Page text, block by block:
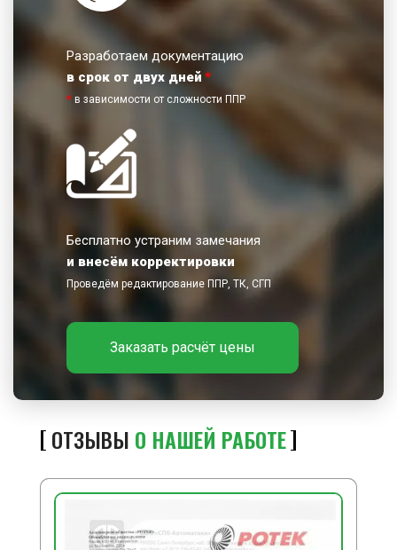
Разработаем документацию
в срок от двух дней *
* в зависимости от сложности ППР
Бесплатно устраним замечания
и внесём корректировки
Проведём редактирование ППР, ТК, СГП
Заказать расчёт цены
ОТЗЫВЫ О НАШЕЙ РАБОТЕ